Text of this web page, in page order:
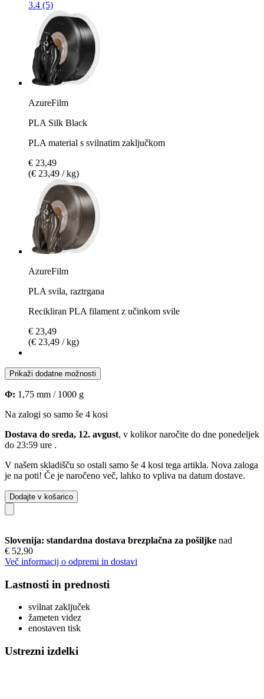
3.4 (5)
AzureFilm
PLA Silk Black
PLA material s svilnatim zaključkom
€ 23,49
(€ 23,49 / kg)
AzureFilm
PLA svila, raztrgana
Recikliran PLA filament z učinkom svile
€ 23,49
(€ 23,49 / kg)
Prikaži dodatne možnosti
Φ: 1,75 mm / 1000 g
Na zalogi so samo še 4 kosi
Dostava do sreda, 12. avgust, v kolikor naročite do dne ponedeljek
do 23:59 ure .
V našem skladišču so ostali samo še 4 kosi tega artikla. Nova zaloga
je na poti! Če je naročeno več, lahko to vpliva na datum dostave.
Dodajte v košarico
Slovenija: standardna dostava brezplačna za pošiljke nad
€ 52,90
Več informacij o odpremi in dostavi
Lastnosti in prednosti
svilnat zaključek
žameten videz
enostaven tisk
Ustrezni izdelki